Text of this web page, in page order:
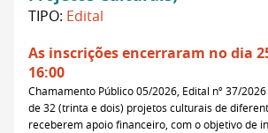
TIPO: Edital
As inscrições encerraram no dia
16:00
Chamamento Público 05/2026, Edital nº 37/
de 32 (trinta e dois) projetos culturais de
receberem apoio financeiro, com o objetivo de